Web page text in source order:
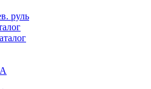
руль